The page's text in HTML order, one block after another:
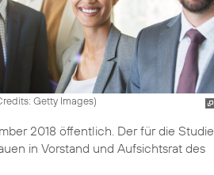
Getty Images)
2018 öffentlich. Der für die Studie
in Vorstand und Aufsichtsrat des